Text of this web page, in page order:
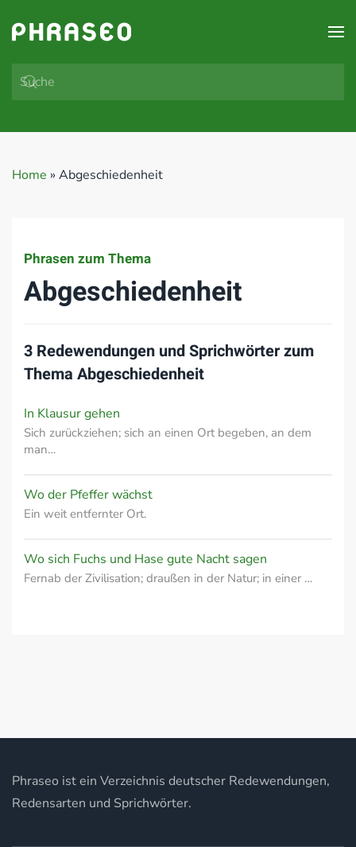
Zum Hauptinhalt springen
Home » Abgeschiedenheit
Phrasen zum Thema
Abgeschiedenheit
3 Redewendungen und Sprichwörter zum
Thema Abgeschiedenheit
In Klausur gehen
Sich zurückziehen; sich an einen Ort begeben, an dem
man…
Wo der Pfeffer wächst
Ein weit entfernter Ort.
Wo sich Fuchs und Hase gute Nacht sagen
Fernab der Zivilisation; draußen in der Natur; in einer …
Phraseo ist ein Verzeichnis deutscher Redewendungen,
Redensarten und Sprichwörter.